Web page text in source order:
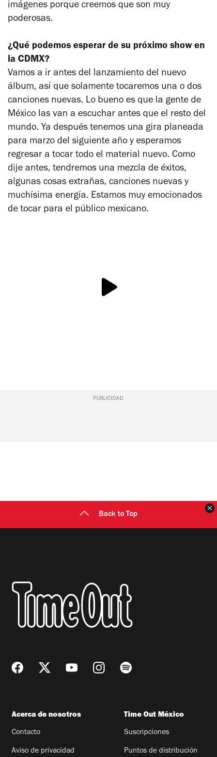
imágenes porque creemos que son muy
poderosas.
¿Qué podemos esperar de su próximo show en
la CDMX?
Vamos a ir antes del lanzamiento del nuevo
álbum, así que solamente tocaremos una o dos
canciones nuevas. Lo bueno es que la gente de
México las van a escuchar antes que el resto del
mundo. Ya después tenemos una gira planeada
para marzo del siguiente año y esperamos
regresar a tocar todo el material nuevo. Como
dije antes, tendremos una mezcla de éxitos,
algunas cosas extrañas, canciones nuevas y
muchísima energía. Estamos muy emocionados
de tocar para el público mexicano.
PUBLICIDAD
Back to Top
Acerca de nosotros
Contacto
Aviso de privacidad
Time Out México
Suscripciones
Puntos de distribución